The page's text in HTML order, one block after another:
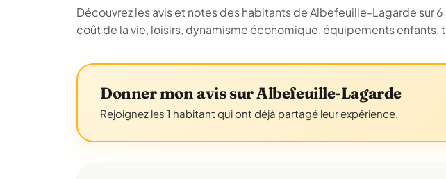
Découvrez les avis et notes des habitants de Albefeuille-Lagarde sur
coût de la vie, loisirs, dynamisme économique, équipements enfants,
Donner mon avis sur Albefeuille-Lagarde
Rejoignez les 1 habitant qui ont déjà partagé leur expérience.